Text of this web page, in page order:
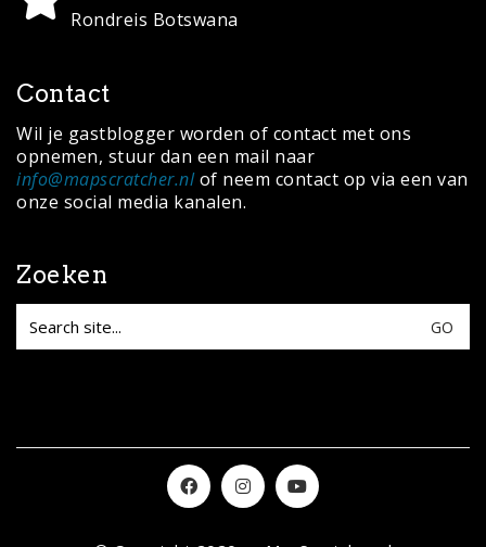
Rondreis Botswana
Contact
Wil je gastblogger worden of contact met ons
opnemen, stuur dan een mail naar
info@mapscratcher.nlof neem contact op via een van
onze social media kanalen.
Zoeken
Search
for: